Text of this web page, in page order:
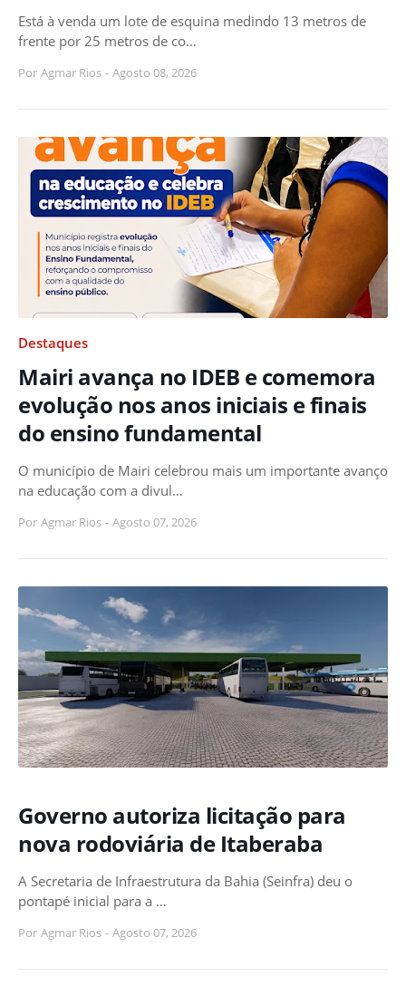
Está à venda um lote de esquina medindo 13 metros de
frente por 25 metros de co…
Por Agmar Rios - Agosto 08, 2026
Destaques
Mairi avança no IDEB e comemora
evolução nos anos iniciais e finais
do ensino fundamental
O município de Mairi celebrou mais um importante avanço
na educação com a divul…
Por Agmar Rios - Agosto 07, 2026
Governo autoriza licitação para
nova rodoviária de Itaberaba
A Secretaria de Infraestrutura da Bahia (Seinfra) deu o
pontapé inicial para a …
Por Agmar Rios - Agosto 07, 2026